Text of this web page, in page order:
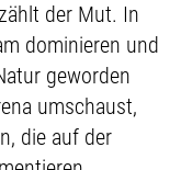
der Mut. In
dominieren und
geworden
umschaust,
die auf der